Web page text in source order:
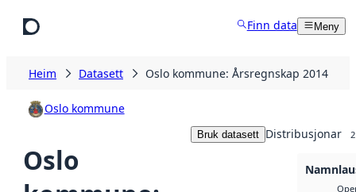
Finn data Meny
Heim Datasett Oslo kommune: Årsregnskap 2014
Oslo kommune
Oslo
Bruk datasett Distribusjonar 2